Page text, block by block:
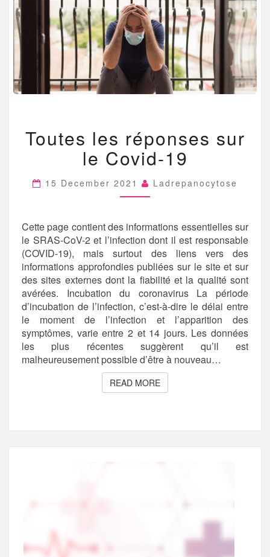
LES
RÉPONSES
SUR
COVID-
19
Toutes les réponses sur
le Covid-19
15 December 2021 Ladrepanocytose
Cette page contient des informations essentielles sur
le SRAS-CoV-2 et l’infection dont il est responsable
(COVID-19), mais surtout des liens vers des
informations approfondies publiées sur le site et sur
des sites externes dont la fiabilité et la qualité sont
avérées. Incubation du coronavirus La période
d’incubation de l’infection, c’est-à-dire le délai entre
le moment de l’infection et l’apparition des
symptômes, varie entre 2 et 14 jours. Les données
les plus récentes suggèrent qu’il est
malheureusement possible d’être à nouveau…
READ MOREREAD MORE